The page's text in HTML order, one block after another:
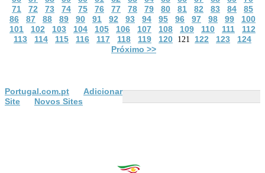
71
72 73 74 75 76 77 78 79 80 81 82 83 84
85
86
87 88 89 90 91 92 93 94 95 96 97 98 99
100
101
102 103 104 105 106 107 108 109 110 111
112
113
114 115 116 117 118 119 120 121 122 123
124
Próximo >>
Portugal.com.pt
Adicionar
Site
Novos Sites